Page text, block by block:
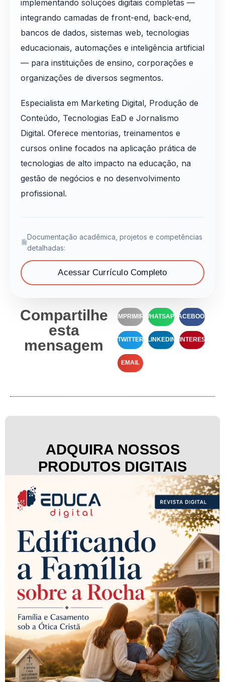
implementando soluções digitais completas —
integrando camadas de front-end, back-end,
bancos de dados, sistemas web, tecnologias
educacionais, automações e inteligência artificial
— para instituições de ensino, corporações e
organizações de diversos segmentos.
Especialista em Marketing Digital, Produção de
Conteúdo, Tecnologias EaD e Jornalismo
Digital. Oferece mentorias, treinamentos e
cursos online focados na aplicação prática de
tecnologias de alto impacto na educação, na
gestão de negócios e no desenvolvimento
profissional.
Documentação acadêmica, projetos e competências
detalhadas:
Acessar Currículo Completo
Compartilhe
esta
mensagem
IMPRIMIR WHATSAPP FACEBOOK
TWITTER LINKEDIN PINTEREST
EMAIL
ADQUIRA NOSSOS
PRODUTOS DIGITAIS